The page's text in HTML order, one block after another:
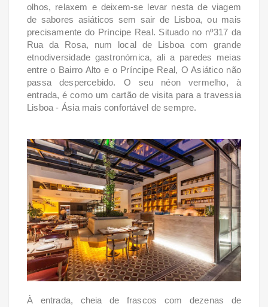
olhos, relaxem e deixem-se levar nesta de viagem
de sabores asiáticos sem sair de Lisboa, ou mais
precisamente do Príncipe Real. Situado no nº317 da
Rua da Rosa, num local de Lisboa com grande
etnodiversidade gastronómica, ali a paredes meias
entre o Bairro Alto e o Príncipe Real, O Asiático não
passa despercebido. O seu néon vermelho, à
entrada, é como um cartão de visita para a travessia
Lisboa - Ásia mais confortável de sempre.
À entrada, cheia de frascos com dezenas de